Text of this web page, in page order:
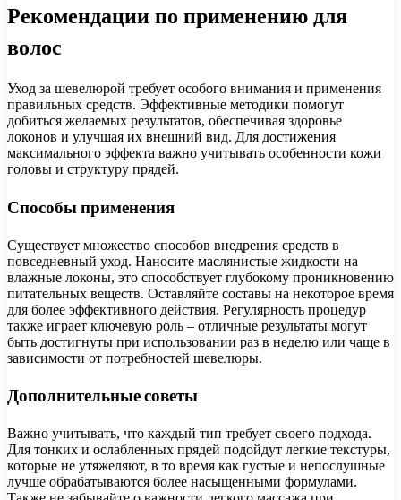
Рекомендации по применению для
волос
Уход за шевелюрой требует особого внимания и применения
правильных средств. Эффективные методики помогут
добиться желаемых результатов, обеспечивая здоровье
локонов и улучшая их внешний вид. Для достижения
максимального эффекта важно учитывать особенности кожи
головы и структуру прядей.
Способы применения
Существует множество способов внедрения средств в
повседневный уход. Наносите маслянистые жидкости на
влажные локоны, это способствует глубокому проникновению
питательных веществ. Оставляйте составы на некоторое время
для более эффективного действия. Регулярность процедур
также играет ключевую роль – отличные результаты могут
быть достигнуты при использовании раз в неделю или чаще в
зависимости от потребностей шевелюры.
Дополнительные советы
Важно учитывать, что каждый тип требует своего подхода.
Для тонких и ослабленных прядей подойдут легкие текстуры,
которые не утяжеляют, в то время как густые и непослушные
лучше обрабатываются более насыщенными формулами.